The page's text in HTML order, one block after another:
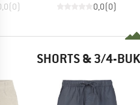
(0) 0,0(0)
SHORTS & 3/4-